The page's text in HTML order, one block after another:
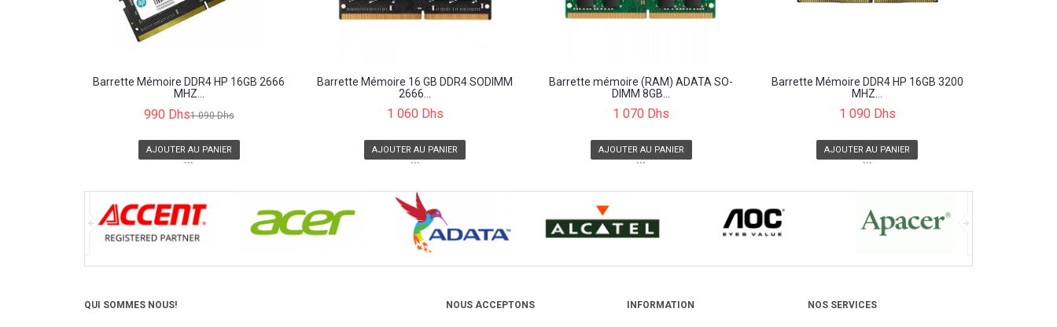
Barrette Mémoire DDR4 HP 16GB 2666
MHZ...
990 Dhs1 090 Dhs
AJOUTER AU PANIER
```
Barrette Mémoire 16 GB DDR4 SODIMM
2666...
1 060 Dhs
AJOUTER AU PANIER
```
Barrette mémoire (RAM) ADATA SO-
DIMM 8GB...
1 070 Dhs
AJOUTER AU PANIER
```
Barrette Mémoire DDR4 HP 16GB 3200
MHZ...
1 090 Dhs
AJOUTER AU PANIER
```
QUI SOMMES NOUS! NOUS ACCEPTONS INFORMATION NOS SERVICES